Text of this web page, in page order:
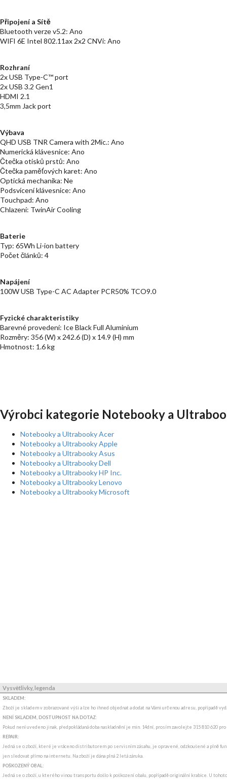
Připojení a Sítě
Bluetooth verze v5.2: Ano
WIFI 6E Intel 802.11ax 2x2 CNVi: Ano
Rozhraní
2x USB Type-C™ port
2x USB 3.2 Gen1
HDMI 2.1
3,5mm Jack port
Výbava
QHD USB TNR Camera with 2Mic.: Ano
Numerická klávesnice: Ano
Čtečka otisků prstů: Ano
Čtečka paměťových karet: Ano
Optická mechanika: Ne
Podsvícení klávesnice: Ano
Touchpad: Ano
Chlazení: TwinAir Cooling
Baterie
Typ: 65Wh Li-ion battery
Počet článků: 4
Napájení
100W USB Type-C AC Adapter PCR50% TCO9.0
Fyzické charakteristiky
Barevné provedení: Ice Black Full Aluminium
Rozměry: 356 (W) x 242.6 (D) x 14.9 (H) mm
Hmotnost: 1.6 kg
Výrobci kategorie Notebooky a
Notebooky a Ultrabooky Acer
Notebooky a Ultrabooky Apple
Notebooky a Ultrabooky Asus
Notebooky a Ultrabooky Dell
Notebooky a Ultrabooky HP Inc.
Notebooky a Ultrabooky Lenovo
Notebooky a Ultrabooky Microsoft
Vysvětlivky, legenda
SKLADEM:
Zboží je skladem v zobrazované výši a lze ho ihned objednat a dodat na Vámi určenou adresu, popřípadě
NENÍ SKLADEM, DOSTUPNOST NA DOTAZ:
Pokud není uvedeno jinak, předpokládaná doba naskladnění je min. 14dní, prosím zavolejte 315 810 620
REPAIR:
Jedná se o zboží, které je vráceno distributorem po servisním zásahu, je opravené, odzkoušené a plně
jen sledovat přímo na internetu. Na zboží je dána plná 2 letá záruka.
POŠKOZENÝ OBAL:
Jedná se o zboží, u kterého vinou transportu došlo k poškození obalu, popřípadě originální krabice. U